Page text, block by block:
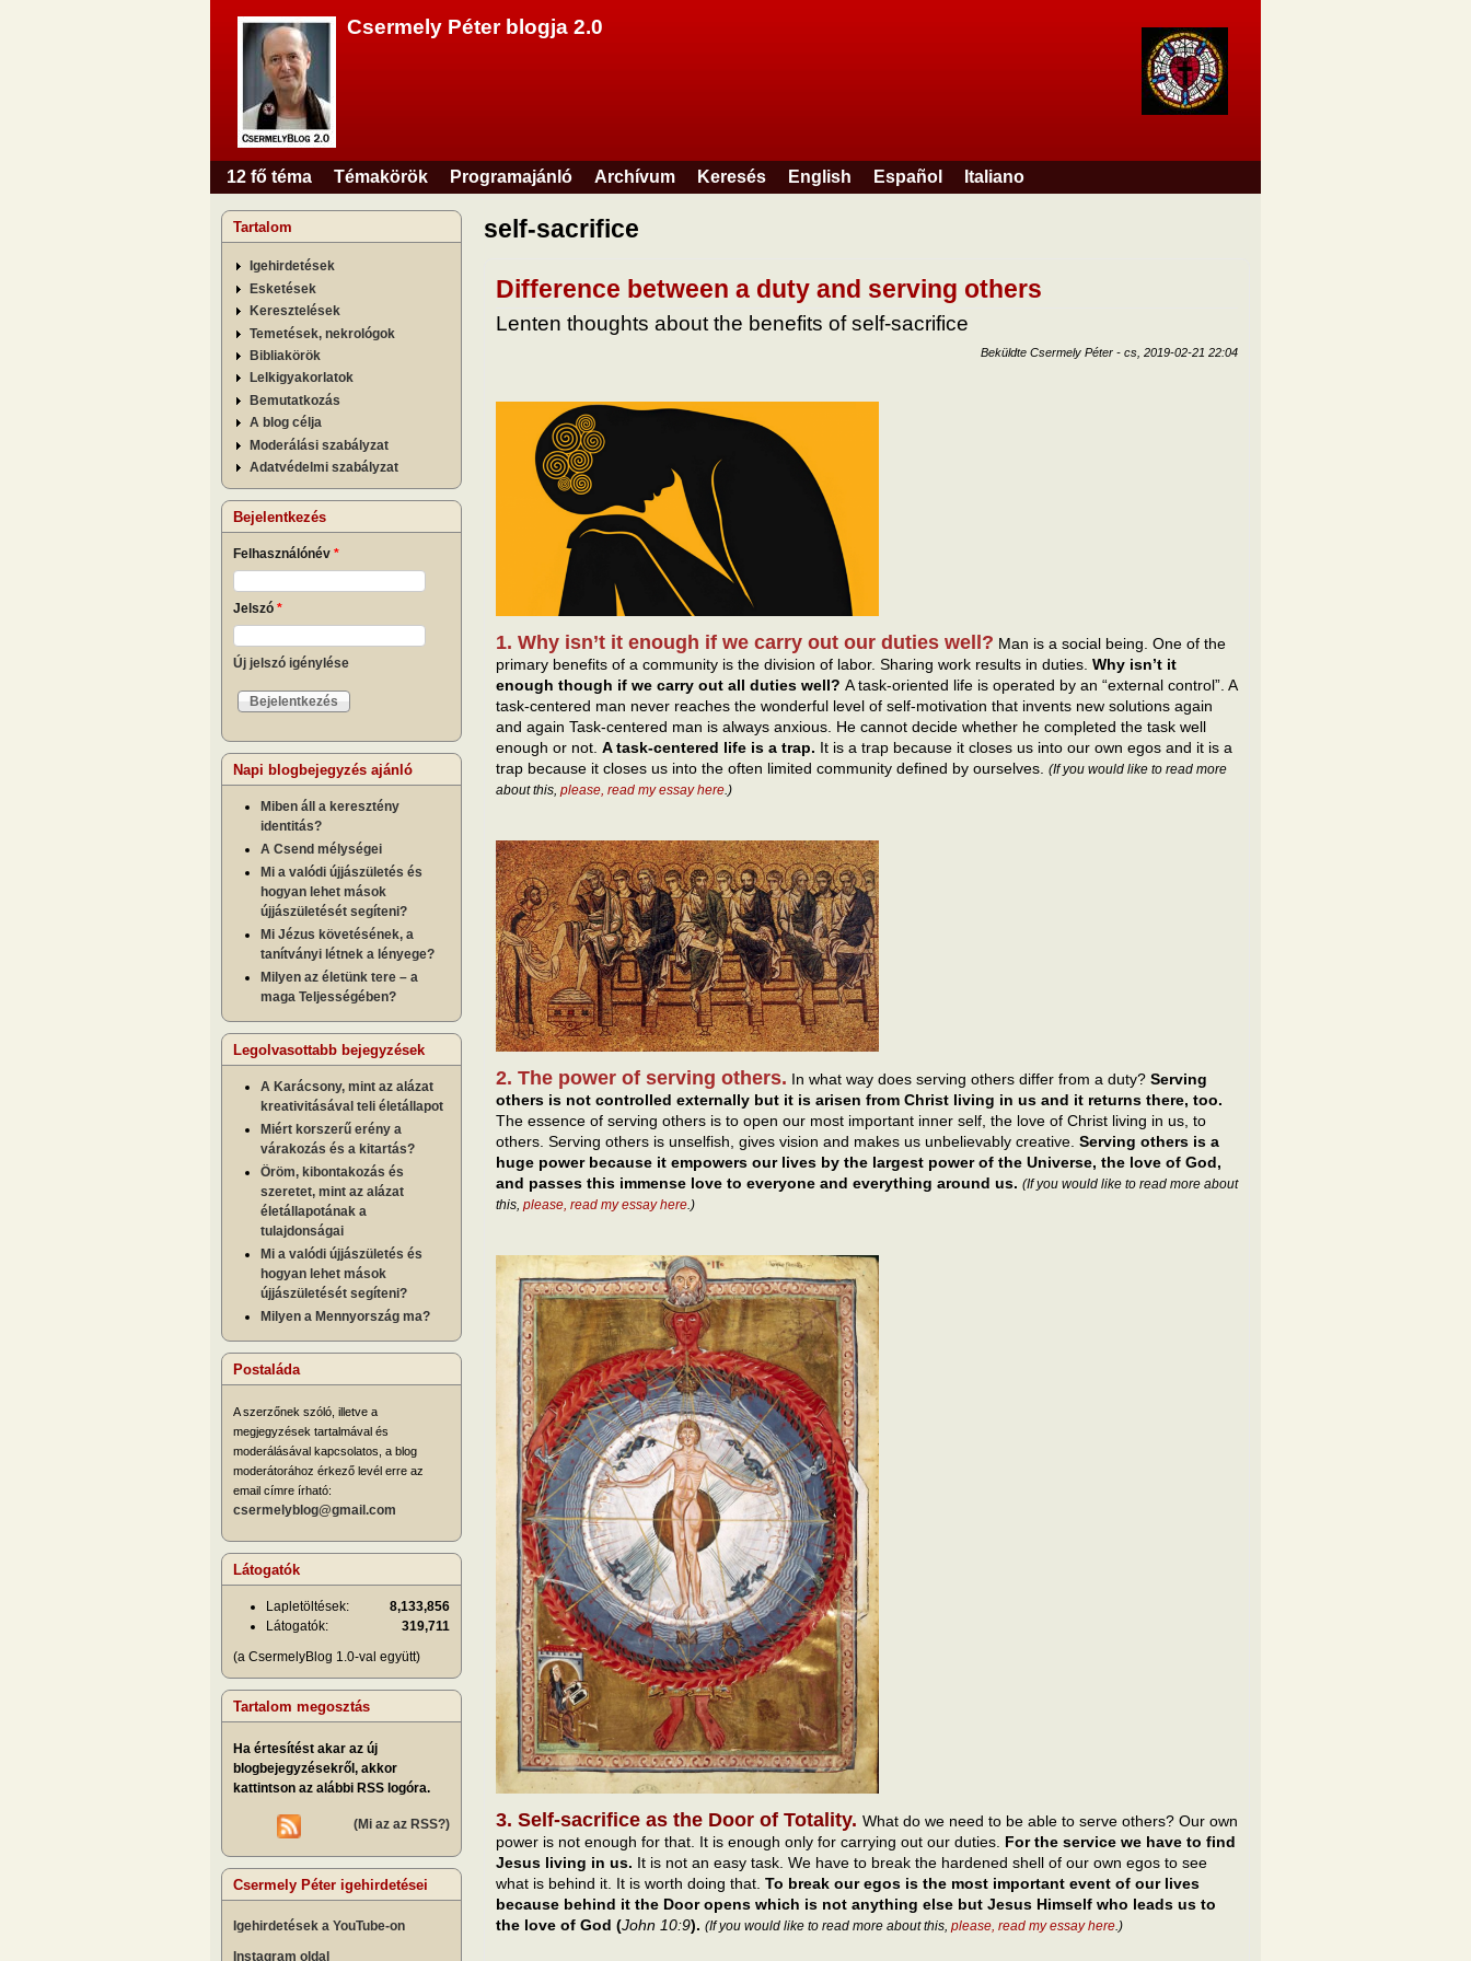
Csermely Péter blogja 2.0
Főmenü
12 fő téma Témakörök Programajánló Archívum Keresés English Español Italiano
self-sacrifice
Difference between a duty and serving others
Lenten thoughts about the benefits of self-sacrifice
Beküldte Csermely Péter - cs, 2019-02-21 22:04
1. Why isn’t it enough if we carry out our duties well? Man is a social being. One of the
primary benefits of a community is the division of labor. Sharing work results in duties. Why isn’t it
enough though if we carry out all duties well? A task-oriented life is operated by an “external control”. A
task-centered man never reaches the wonderful level of self-motivation that invents new solutions again
and again Task-centered man is always anxious. He cannot decide whether he completed the task well
enough or not. A task-centered life is a trap. It is a trap because it closes us into our own egos and it is a
trap because it closes us into the often limited community defined by ourselves. (If you would like to read more
about this, please, read my essay here.)
2. The power of serving others. In what way does serving others differ from a duty? Serving
others is not controlled externally but it is arisen from Christ living in us and it returns there, too.
The essence of serving others is to open our most important inner self, the love of Christ living in us, to
others. Serving others is unselfish, gives vision and makes us unbelievably creative. Serving others is a
huge power because it empowers our lives by the largest power of the Universe, the love of God,
and passes this immense love to everyone and everything around us. (If you would like to read more about
this, please, read my essay here .)
3. Self-sacrifice as the Door of Totality. What do we need to be able to serve others? Our own
power is not enough for that. It is enough only for carrying out our duties. For the service we have to find
Jesus living in us. It is not an easy task. We have to break the hardened shell of our own egos to see
what is behind it. It is worth doing that. To break our egos is the most important event of our lives
because behind it the Door opens which is not anything else but Jesus Himself who leads us to
the love of God (John 10:9). (If you would like to read more about this, please, read my essay here .)
Tartalom
Igehirdetések
Esketések
Keresztelések
Temetések, nekrológok
Bibliakörök
Lelkigyakorlatok
Bemutatkozás
A blog célja
Moderálási szabályzat
Adatvédelmi szabályzat
Bejelentkezés
Felhasználónév *
Jelszó *
Új jelszó igénylése
Napi blogbejegyzés ajánló
Miben áll a keresztény
identitás?
A Csend mélységei
Mi a valódi újjászületés és
hogyan lehet mások
újjászületését segíteni?
Mi Jézus követésének, a
tanítványi létnek a lényege?
Milyen az életünk tere – a
maga Teljességében?
Legolvasottabb bejegyzések
A Karácsony, mint az alázat
kreativitásával teli életállapot
Miért korszerű erény a
várakozás és a kitartás?
Öröm, kibontakozás és
szeretet, mint az alázat
életállapotának a
tulajdonságai
Mi a valódi újjászületés és
hogyan lehet mások
újjászületését segíteni?
Milyen a Mennyország ma?
Postaláda
A szerzőnek szóló, illetve a
megjegyzések tartalmával és
moderálásával kapcsolatos, a blog
moderátorához érkező levél erre az
email címre írható:
csermelyblog@gmail.com
Látogatók
Lapletöltések:
8,133,856
Látogatók:
319,711
(a CsermelyBlog 1.0-val együtt)
Tartalom megosztás
Ha értesítést akar az új
blogbejegyzésekről, akkor
kattintson az alábbi RSS logóra.
(Mi az az RSS?)
Csermely Péter igehirdetései
Igehirdetések a YouTube-on
Instagram oldal